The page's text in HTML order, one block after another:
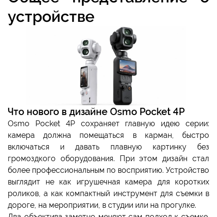
устройстве
Что нового в дизайне Osmo Pocket 4P
Osmo Pocket 4P сохраняет главную идею серии:
камера должна помещаться в карман, быстро
включаться и давать плавную картинку без
громоздкого оборудования. При этом дизайн стал
более профессиональным по восприятию. Устройство
выглядит не как игрушечная камера для коротких
роликов, а как компактный инструмент для съемки в
дороге, на мероприятии, в студии или на прогулке.